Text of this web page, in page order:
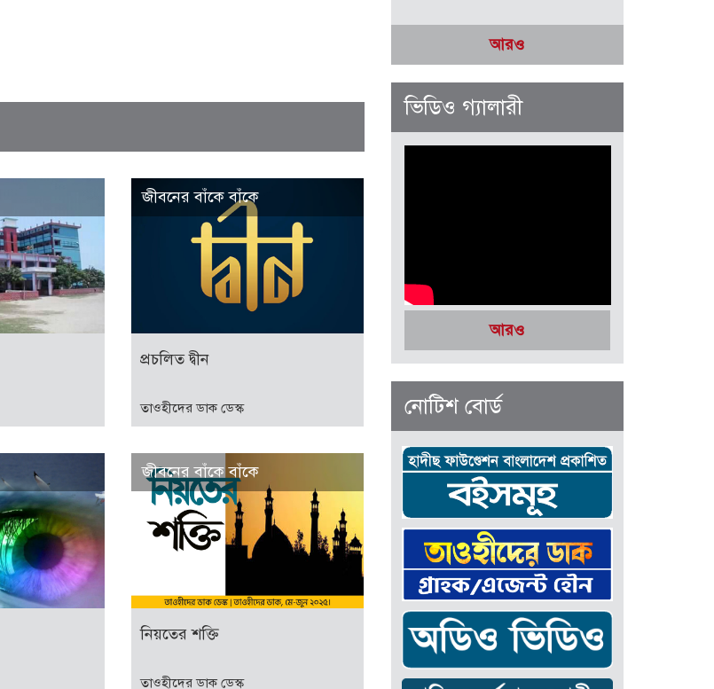
জীবনের বাঁকে বাঁকে
প্রচলিত দ্বীন
তাওহীদের ডাক ডেস্ক
জীবনের বাঁকে বাঁকে
নিয়তের শক্তি
তাওহীদের ডাক ডেস্ক
আরও
ভিডিও গ্যালারী
আরও
নোটিশ বোর্ড